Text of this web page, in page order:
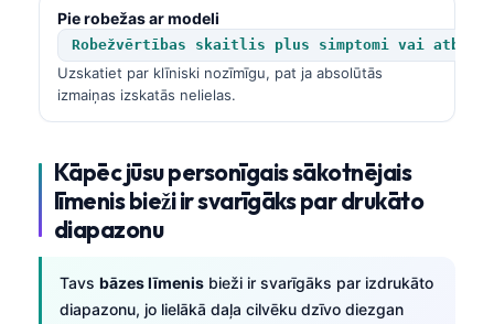
Pie robežas ar modeli
Robežvērtības skaitlis plus simptomi vai
Uzskatiet par klīniski nozīmīgu, pat ja absolūtās
izmaiņas izskatās nelielas.
Kāpēc jūsu personīgais sākotnējais
līmenis bieži ir svarīgāks par drukāto
diapazonu
Tavs bāzes līmenis bieži ir svarīgāks par izdrukāto
diapazonu, jo lielākā daļa cilvēku dzīvo diezgan